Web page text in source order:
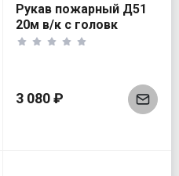
Рукав пожарный Д51
20м в/к с головк
ГР-50А и ствол
3 080 ₽